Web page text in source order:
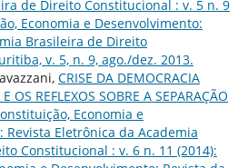
de Direito Constitucional : v. 5 n. 9
Economia e Desenvolvimento:
Brasileira de Direito
v. 5, n. 9, ago./dez. 2013.
CRISE DA DEMOCRACIA
OS REFLEXOS SOBRE A SEPARAÇÃO
Economia e
Revista Eletrônica da Academia
Constitucional : v. 6 n. 11 (2014):